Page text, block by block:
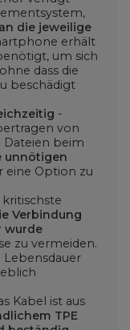
die jeweilige
erhält
um sich
dass die
beschädigt
-
von
Dateien beim
unnötigen
eine Option zu
kritischste
Verbindung
wurde
zu vermeiden.
Lebensdauer
Kabel ist aus
TPE